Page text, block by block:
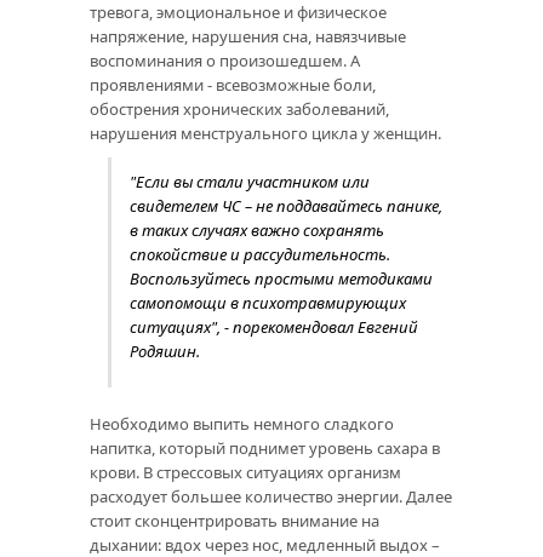
тревога, эмоциональное и физическое
напряжение, нарушения сна, навязчивые
воспоминания о произошедшем. А
проявлениями - всевозможные боли,
обострения хронических заболеваний,
нарушения менструального цикла у женщин.
"Если вы стали участником или
свидетелем ЧС – не поддавайтесь панике,
в таких случаях важно сохранять
спокойствие и рассудительность.
Воспользуйтесь простыми методиками
самопомощи в психотравмирующих
ситуациях", - порекомендовал Евгений
Родяшин.
Необходимо выпить немного сладкого
напитка, который поднимет уровень сахара в
крови. В стрессовых ситуациях организм
расходует большее количество энергии. Далее
стоит сконцентрировать внимание на
дыхании: вдох через нос, медленный выдох –